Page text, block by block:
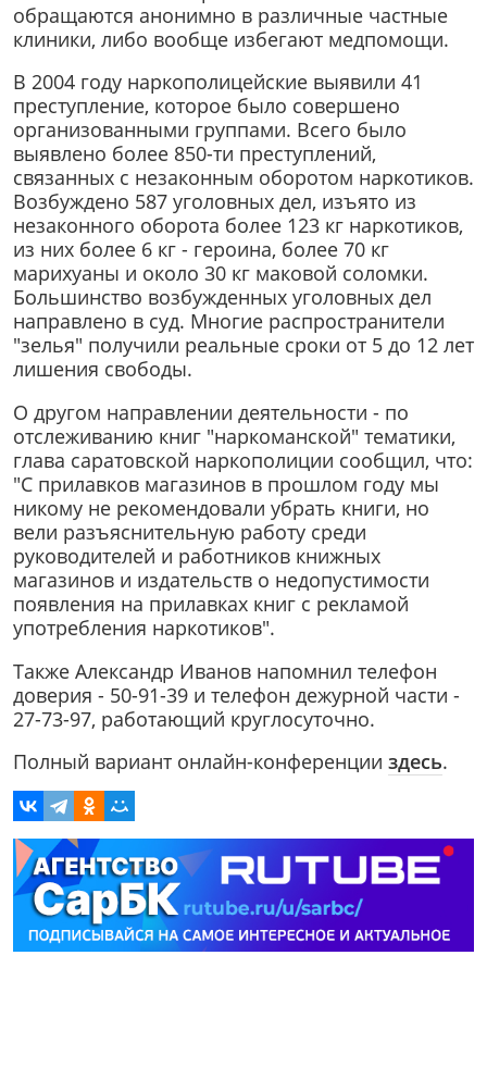
обращаются анонимно в различные частные
клиники, либо вообще избегают медпомощи.
В 2004 году наркополицейские выявили 41
преступление, которое было совершено
организованными группами. Всего было
выявлено более 850-ти преступлений,
связанных с незаконным оборотом наркотиков.
Возбуждено 587 уголовных дел, изъято из
незаконного оборота более 123 кг наркотиков,
из них более 6 кг - героина, более 70 кг
марихуаны и около 30 кг маковой соломки.
Большинство возбужденных уголовных дел
направлено в суд. Многие распространители
"зелья" получили реальные сроки от 5 до 12 лет
лишения свободы.
О другом направлении деятельности - по
отслеживанию книг "наркоманской" тематики,
глава саратовской наркополиции сообщил, что:
"С прилавков магазинов в прошлом году мы
никому не рекомендовали убрать книги, но
вели разъяснительную работу среди
руководителей и работников книжных
магазинов и издательств о недопустимости
появления на прилавках книг с рекламой
употребления наркотиков".
Также Александр Иванов напомнил телефон
доверия - 50-91-39 и телефон дежурной части -
27-73-97, работающий круглосуточно.
Полный вариант онлайн-конференции здесь.